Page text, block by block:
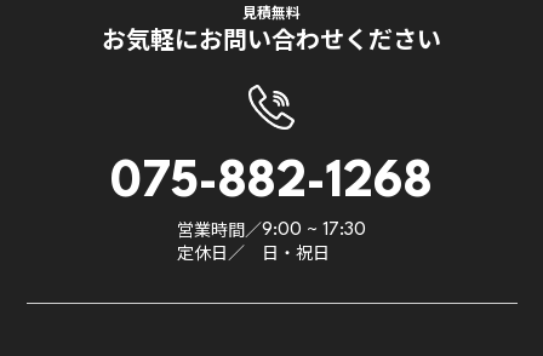
見積無料
お気軽にお問い合わせください
075-882-1268
営業時間／9:00 ~ 17:30
定休日／ 日・祝日